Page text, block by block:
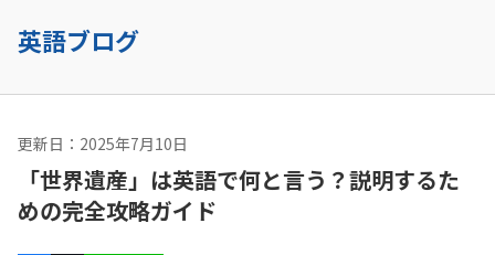
英語ブログ
更新日：2025年7月10日
「世界遺産」は英語で何と言う？説明するた
めの完全攻略ガイド